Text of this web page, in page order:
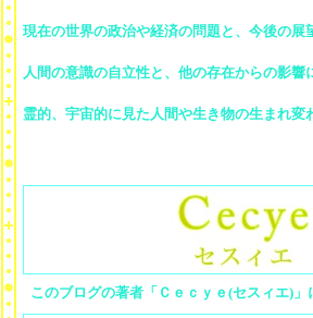
現在の世界の政治や経済の問題と、今後の
人間の意識の自立性と、他の存在からの影
霊的、宇宙的に見た人間や生き物の生まれ
このブログの著者「Ｃｅｃｙｅ(セスィエ)」